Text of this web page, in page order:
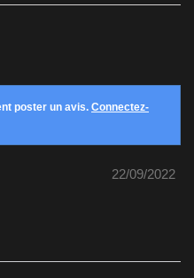
poster un avis. Connectez-
22/09/2022